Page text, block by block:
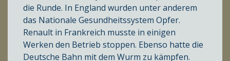
die Runde. In England wurden unter anderem
das Nationale Gesundheitssystem Opfer.
Renault in Frankreich musste in einigen
Werken den Betrieb stoppen. Ebenso hatte die
Deutsche Bahn mit dem Wurm zu kämpfen.